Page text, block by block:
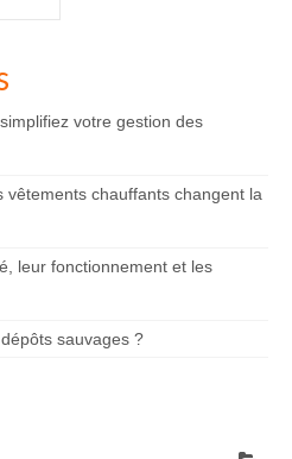
votre gestion des
vêtements chauffants changent la
leur fonctionnement et les
sauvages ?